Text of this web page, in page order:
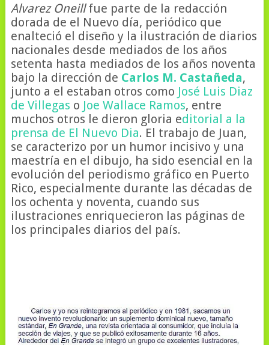
Alvarez Oneillfue parte de la redacción
dorada de el Nuevo día, periódico que
enalteció el diseño y la ilustración de diarios
nacionales desde mediados de los años
setenta hasta mediados de los años noventa
bajo la dirección de Carlos M. Castañeda,
junto a el estaban otros como José Luis Diaz
de Villegas o Joe Wallace Ramos, entre
muchos otros le dieron gloria editorial a la
prensa de El Nuevo Dia. El trabajo de Juan,
se caracterizo por un humor incisivo y una
maestría en el dibujo, ha sido esencial en la
evolución del periodismo gráfico en Puerto
Rico, especialmente durante las décadas de
los ochenta y noventa, cuando sus
ilustraciones enriquecieron las páginas de
los principales diarios del país.